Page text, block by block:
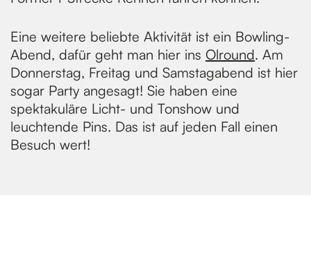
Eine weitere beliebte Aktivität ist ein Bowling-
Abend, dafür geht man hier ins Olround. Am
Donnerstag, Freitag und Samstagabend ist hier
sogar Party angesagt! Sie haben eine
spektakuläre Licht- und Tonshow und
leuchtende Pins. Das ist auf jeden Fall einen
Besuch wert!